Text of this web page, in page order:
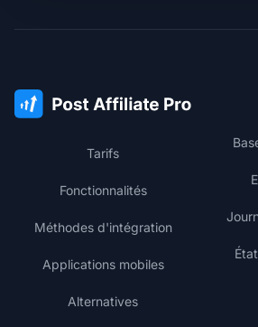
Tarifs
Fonctionnalités
Méthodes d'intégration
Applications mobiles
Alternatives